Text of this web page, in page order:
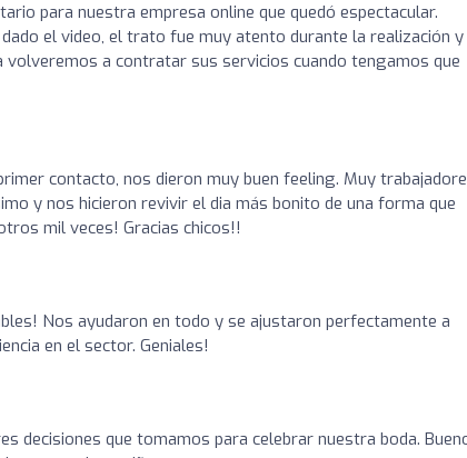
para nuestra empresa online que quedó espectacular.
el video, el trato fue muy atento durante la realización
a contratar sus servicios cuando tengamos que
contacto, nos dieron muy buen feeling. Muy
y nos hicieron revivir el dia más bonito de una forma que
mil veces! Gracias chicos!!
Nos ayudaron en todo y se ajustaron perfectamente a
en el sector. Geniales!
decisiones que tomamos para celebrar nuestra boda.